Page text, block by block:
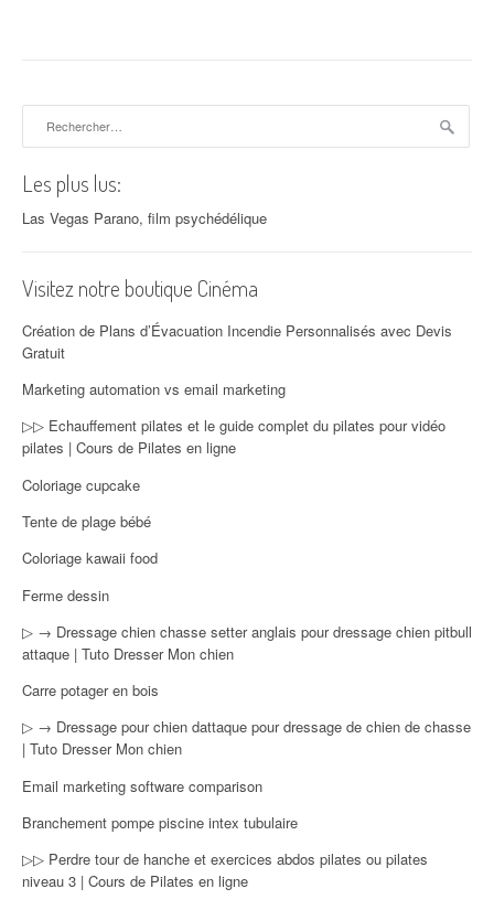
Les plus lus:
Las Vegas Parano, film psychédélique
Visitez notre boutique Cinéma
Création de Plans d’Évacuation Incendie Personnalisés avec Devis
Gratuit
Marketing automation vs email marketing
▷▷ Echauffement pilates et le guide complet du pilates pour vidéo
pilates | Cours de Pilates en ligne
Coloriage cupcake
Tente de plage bébé
Coloriage kawaii food
Ferme dessin
▷ → Dressage chien chasse setter anglais pour dressage chien pitbull
attaque | Tuto Dresser Mon chien
Carre potager en bois
▷ → Dressage pour chien dattaque pour dressage de chien de chasse
| Tuto Dresser Mon chien
Email marketing software comparison
Branchement pompe piscine intex tubulaire
▷▷ Perdre tour de hanche et exercices abdos pilates ou pilates
niveau 3 | Cours de Pilates en ligne